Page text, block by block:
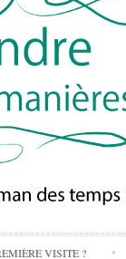
VISITE ?